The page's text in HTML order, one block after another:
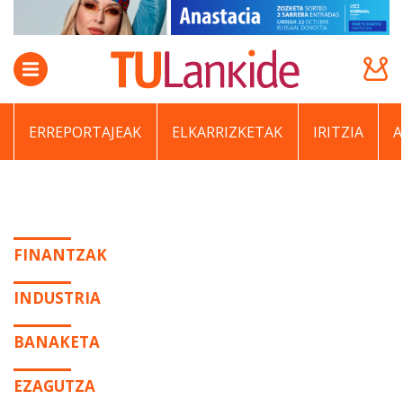
ERREPORTAJEAK ELKARRIZKETAK IRITZIA
FINANTZAK
INDUSTRIA
BANAKETA
EZAGUTZA